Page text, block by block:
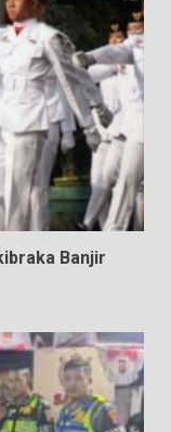
Banjir